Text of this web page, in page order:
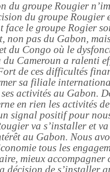
du groupe Rougier
du groupe Rougier
face le groupe Rogier
non pas du Gabon,
du Congo où le
Cameroun a ralenti
de ces difficultés
sa filiale
activités au Gabon.
en rien les activités
signal positif pour
va s’installer et
au Gabon. Nous
tous les
mieux accompagner
décision de s’installer